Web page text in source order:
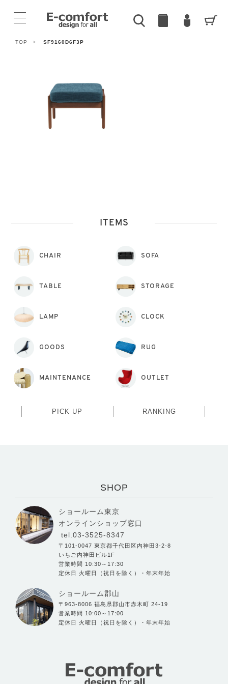
TOP > SF9160D6F3P
ITEMS
CHAIR SOFA
TABLE STORAGE
LAMP CLOCK
GOODS RUG
MAINTENANCE OUTLET
PICK UP RANKING
SHOP
ショールーム東京
オンラインショップ窓口
tel.03-3525-8347
〒101-0047 東京都千代田区内神田3-2-8
いちご内神田ビル1F
営業時間 10:30～17:30
定休日 火曜日（祝日を除く）・年末年始
ショールーム郡山
〒963-8006 福島県郡山市赤木町 24-19
営業時間 10:00～17:00
定休日 火曜日（祝日を除く）・年末年始